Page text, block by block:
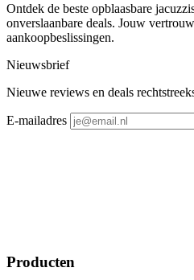
Ontdek de beste opblaasbare
onverslaanbare deals. Jouw
aankoopbeslissingen.
Nieuwsbrief
Nieuwe reviews en deals
E-mailadres
Producten